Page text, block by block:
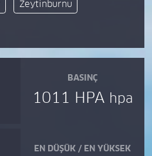
Zeytinburnu
BASINÇ
1011 HPA hpa
EN DÜŞÜK / EN YÜKSEK